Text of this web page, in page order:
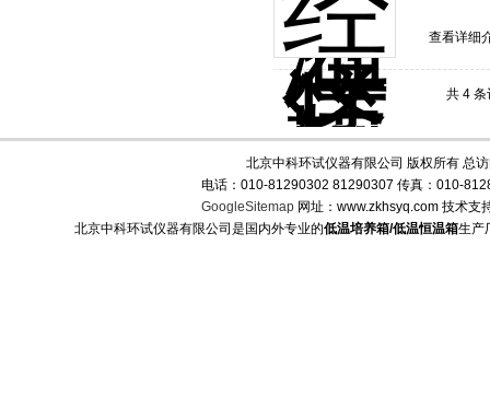
查看详细
共 4
北京中科环试仪器有限公司 版权所有 总
电话：010-81290302 81290307 传真：010-
GoogleSitemap网址：www.zkhsyq.com 技术支
北京中科环试仪器有限公司是国内外专业的低温培养箱/低温恒温箱生产